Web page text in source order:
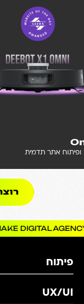
ופיתוח אתר תדמית
DIGITAL
פיתוח
UX/UI